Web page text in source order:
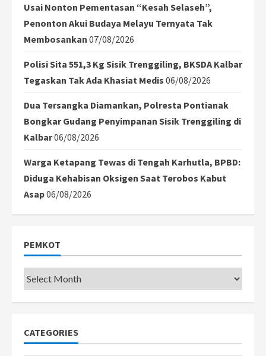
Usai Nonton Pementasan “Kesah Selaseh”,
Penonton Akui Budaya Melayu Ternyata Tak
Membosankan 07/08/2026
Polisi Sita 551,3 Kg Sisik Trenggiling, BKSDA Kalbar
Tegaskan Tak Ada Khasiat Medis 06/08/2026
Dua Tersangka Diamankan, Polresta Pontianak
Bongkar Gudang Penyimpanan Sisik Trenggiling di
Kalbar06/08/2026
Warga Ketapang Tewas di Tengah Karhutla, BPBD:
Diduga Kehabisan Oksigen Saat Terobos Kabut
Asap06/08/2026
PEMKOT
Pemkot
CATEGORIES